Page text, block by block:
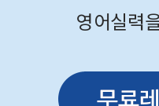
영어실력